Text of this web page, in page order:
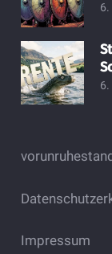
Impressum